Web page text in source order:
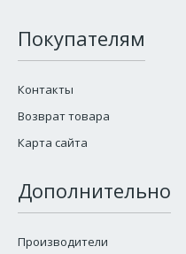
Покупателям
Контакты
Возврат товара
Карта сайта
Дополнительно
Производители